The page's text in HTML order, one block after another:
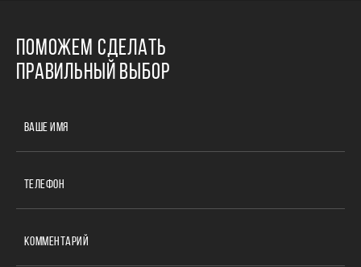
ПОМОЖЕМ СДЕЛАТЬ
ПРАВИЛЬНЫЙ ВЫБОР
ВАШЕ ИМЯ
ТЕЛЕФОН
КОММЕНТАРИЙ